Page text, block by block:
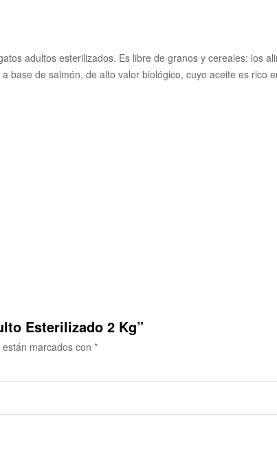
adultos esterilizados. Es libre de granos y cereales: los
de salmón, de alto valor biológico, cuyo aceite es rico
Esterilizado 2 Kg”
marcados con *